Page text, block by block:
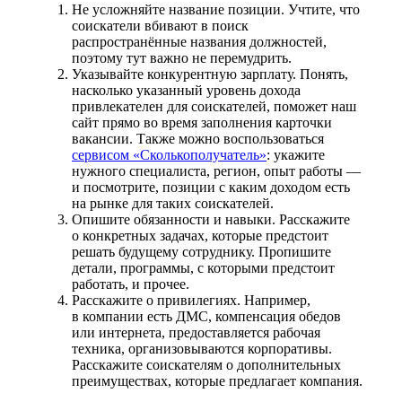
Не усложняйте название позиции. Учтите, что
соискатели вбивают в поиск
распространённые названия должностей,
поэтому тут важно не перемудрить.
Указывайте конкурентную зарплату. Понять,
насколько указанный уровень дохода
привлекателен для соискателей, поможет наш
сайт прямо во время заполнения карточки
вакансии. Также можно воспользоваться
сервисом «Сколькополучатель»: укажите
нужного специалиста, регион, опыт работы —
и посмотрите, позиции с каким доходом есть
на рынке для таких соискателей.
Опишите обязанности и навыки. Расскажите
о конкретных задачах, которые предстоит
решать будущему сотруднику. Пропишите
детали, программы, с которыми предстоит
работать, и прочее.
Расскажите о привилегиях. Например,
в компании есть ДМС, компенсация обедов
или интернета, предоставляется рабочая
техника, организовываются корпоративы.
Расскажите соискателям о дополнительных
преимуществах, которые предлагает компания.